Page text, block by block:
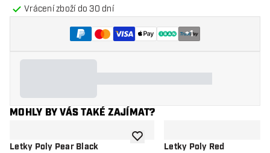
Vrácení zboží do 30 dní
+1
MOHLY BY VÁS TAKÉ ZAJÍMAT?
Letky Poly Pear Black Přidat do seznamu přání
Letky Poly Red